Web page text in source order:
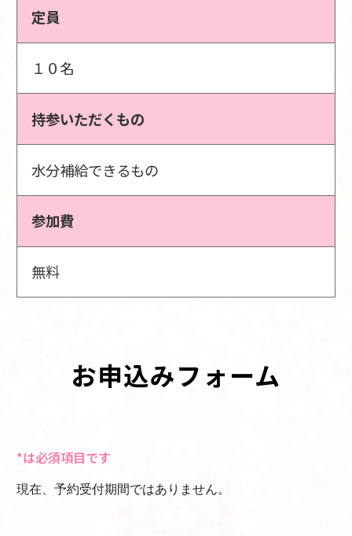
定員
１０名
持参いただくもの
水分補給できるもの
参加費
無料
お申込みフォーム
*は必須項目です
現在、予約受付期間ではありません。